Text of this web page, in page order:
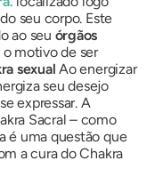
seu corpo. Este
ao seu órgãos
motivo de ser
sexual Ao energizar
seu desejo
expressar. A
Sacral – como
é uma questão que
a cura do Chakra